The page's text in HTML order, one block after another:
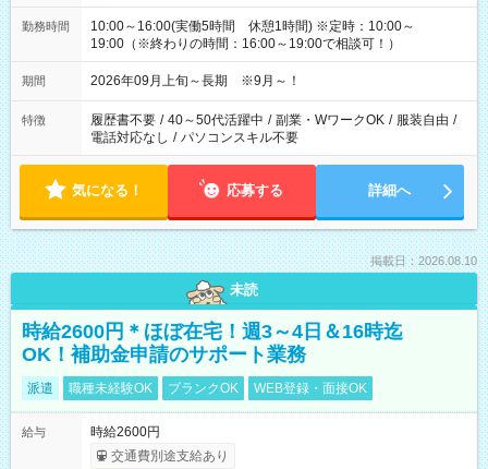
勤務時間
10:00～16:00(実働5時間 休憩1時間) ※定時：10:00～
19:00（※終わりの時間：16:00～19:00で相談可！）
期間 2026年09月上旬～長期 ※9月～！
特徴 履歴書不要 / 40～50代活躍中 / 副業・WワークOK / 服装自由 /
電話対応なし / パソコンスキル不要
気になる！ 応募する 詳細へ
掲載日：2026.08.10
未読
時給2600円＊ほぼ在宅！週3～4日＆16時迄
OK！補助金申請のサポート業務
派遣 職種未経験OK ブランクOK WEB登録・面接OK
給与
時給2600円
交通費別途支給あり